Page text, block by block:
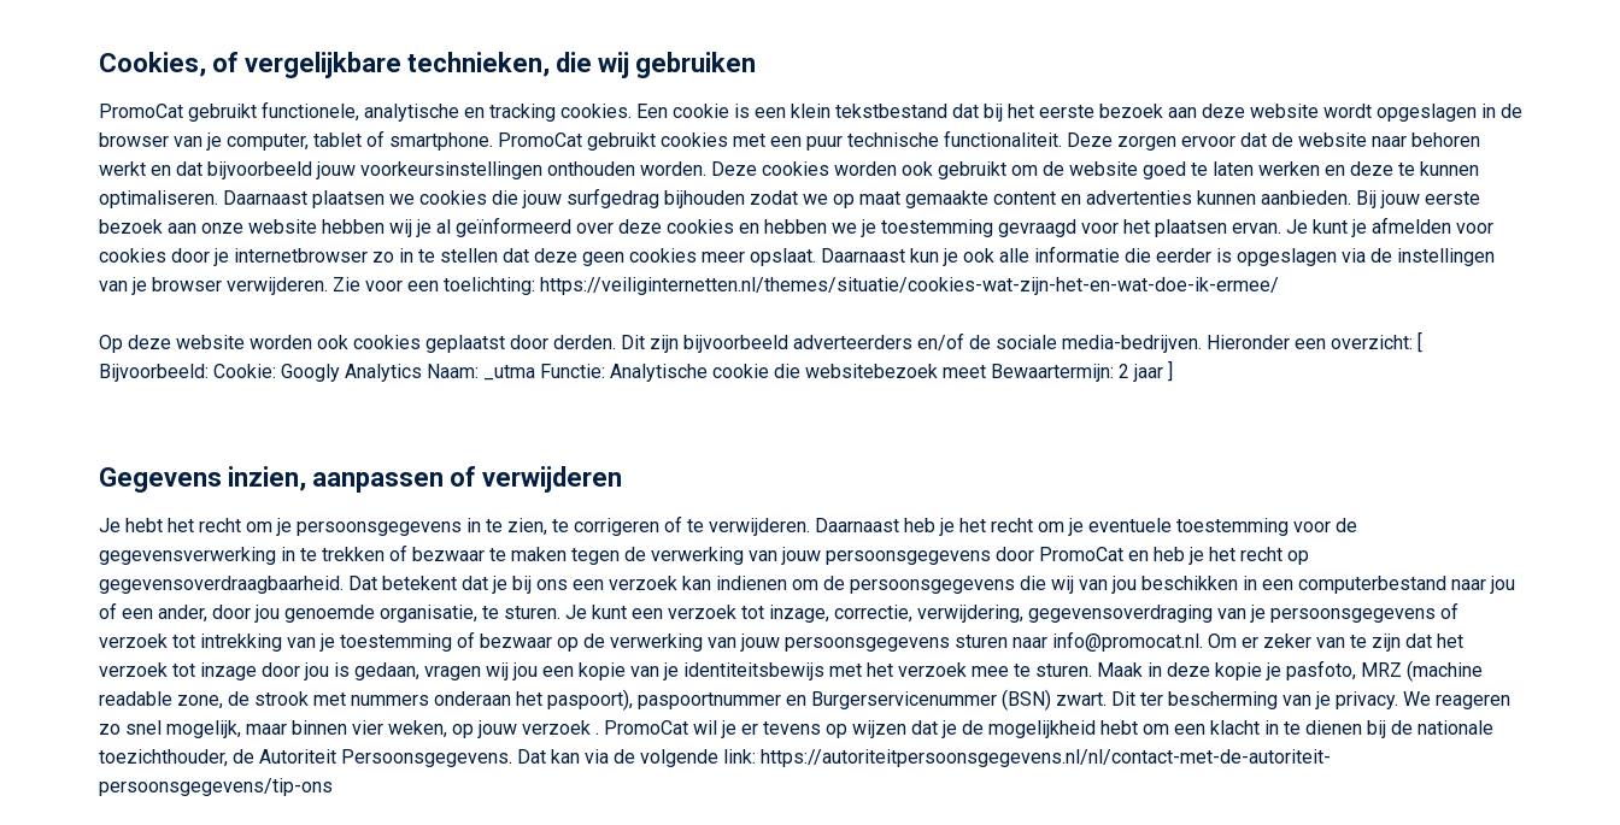
Cookies, of vergelijkbare technieken, die wij gebruiken
PromoCat gebruikt functionele, analytische en tracking cookies. Een cookie is een klein tekstbestand dat bij het eerste bezoek aan deze website wordt opgeslagen in de
browser van je computer, tablet of smartphone. PromoCat gebruikt cookies met een puur technische functionaliteit. Deze zorgen ervoor dat de website naar behoren
werkt en dat bijvoorbeeld jouw voorkeursinstellingen onthouden worden. Deze cookies worden ook gebruikt om de website goed te laten werken en deze te kunnen
optimaliseren. Daarnaast plaatsen we cookies die jouw surfgedrag bijhouden zodat we op maat gemaakte content en advertenties kunnen aanbieden. Bij jouw eerste
bezoek aan onze website hebben wij je al geïnformeerd over deze cookies en hebben we je toestemming gevraagd voor het plaatsen ervan. Je kunt je afmelden voor
cookies door je internetbrowser zo in te stellen dat deze geen cookies meer opslaat. Daarnaast kun je ook alle informatie die eerder is opgeslagen via de instellingen
van je browser verwijderen. Zie voor een toelichting: https://veiliginternetten.nl/themes/situatie/cookies-wat-zijn-het-en-wat-doe-ik-ermee/
Op deze website worden ook cookies geplaatst door derden. Dit zijn bijvoorbeeld adverteerders en/of de sociale media-bedrijven. Hieronder een overzicht: [
Bijvoorbeeld: Cookie: Googly Analytics Naam: _utma Functie: Analytische cookie die websitebezoek meet Bewaartermijn: 2 jaar ]
Gegevens inzien, aanpassen of verwijderen
Je hebt het recht om je persoonsgegevens in te zien, te corrigeren of te verwijderen. Daarnaast heb je het recht om je eventuele toestemming voor de
gegevensverwerking in te trekken of bezwaar te maken tegen de verwerking van jouw persoonsgegevens door PromoCat en heb je het recht op
gegevensoverdraagbaarheid. Dat betekent dat je bij ons een verzoek kan indienen om de persoonsgegevens die wij van jou beschikken in een computerbestand naar jou
of een ander, door jou genoemde organisatie, te sturen. Je kunt een verzoek tot inzage, correctie, verwijdering, gegevensoverdraging van je persoonsgegevens of
verzoek tot intrekking van je toestemming of bezwaar op de verwerking van jouw persoonsgegevens sturen naar info@promocat.nl. Om er zeker van te zijn dat het
verzoek tot inzage door jou is gedaan, vragen wij jou een kopie van je identiteitsbewijs met het verzoek mee te sturen. Maak in deze kopie je pasfoto, MRZ (machine
readable zone, de strook met nummers onderaan het paspoort), paspoortnummer en Burgerservicenummer (BSN) zwart. Dit ter bescherming van je privacy. We reageren
zo snel mogelijk, maar binnen vier weken, op jouw verzoek . PromoCat wil je er tevens op wijzen dat je de mogelijkheid hebt om een klacht in te dienen bij de nationale
toezichthouder, de Autoriteit Persoonsgegevens. Dat kan via de volgende link: https://autoriteitpersoonsgegevens.nl/nl/contact-met-de-autoriteit-
persoonsgegevens/tip-ons